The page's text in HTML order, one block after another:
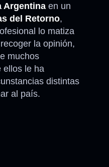
Argentina en un
del Retorno,
lo matiza
la opinión,
muchos
ellos le ha
distintas
al país.